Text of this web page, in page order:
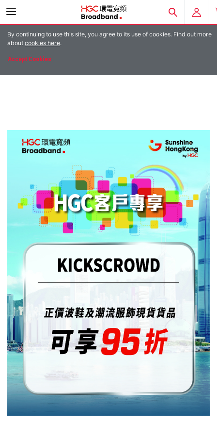
By continuing to use this site, you agree to its use of cookies. Find out more
about cookies here.
Accept Cookies
E-ACCOUNT